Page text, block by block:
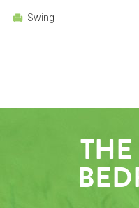
Swing